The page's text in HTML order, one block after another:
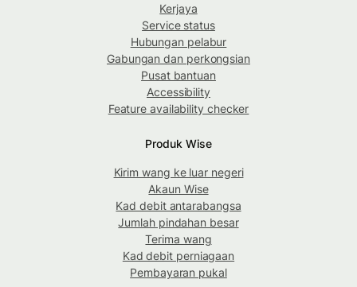
Kerjaya
Service status
Hubungan pelabur
Gabungan dan perkongsian
Pusat bantuan
Accessibility
Feature availability checker
Produk Wise
Kirim wang ke luar negeri
Akaun Wise
Kad debit antarabangsa
Jumlah pindahan besar
Terima wang
Kad debit perniagaan
Pembayaran pukal